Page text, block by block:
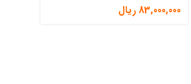
83,000,000ریال